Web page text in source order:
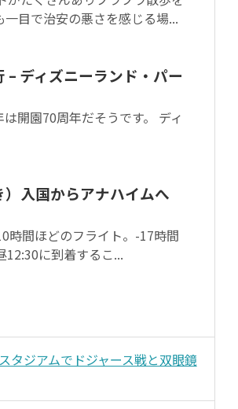
目で治安の悪さを感じる場...
ディズニーランド・パー
開園70周年だそうです。 ディ
入国からアナハイムへ
時間ほどのフライト。-17時間
12:30に到着するこ...
タジアムでドジャース戦と双眼鏡